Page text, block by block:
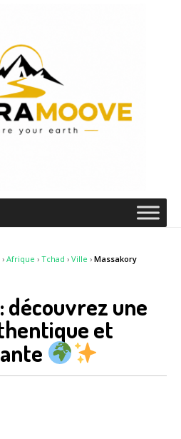
› Afrique › Tchad › Ville › Massakory
découvrez une
et